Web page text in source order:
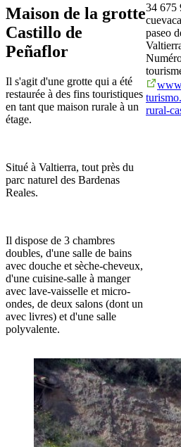
Maison de la grotte
Castillo de
Peñaflor
Il s'agit d'une grotte qui a été
restaurée à des fins touristiques
en tant que maison rurale à un
étage.
Situé à Valtierra, tout près du
parc naturel des Bardenas
Reales.
Il dispose de 3 chambres
doubles, d'une salle de bains
avec douche et sèche-cheveux,
d'une cuisine-salle à manger
avec lave-vaisselle et micro-
ondes, de deux salons (dont un
avec livres) et d'une salle
polyvalente.
34 675
paseo
rural-